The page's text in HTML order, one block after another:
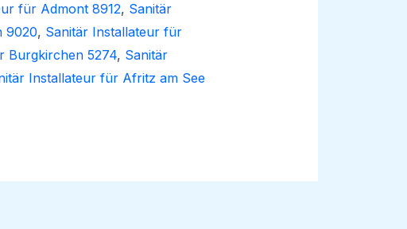
für Admont 8912, Sanitär
9020, Sanitär Installateur für
Burgkirchen 5274, Sanitär
Installateur für Afritz am See